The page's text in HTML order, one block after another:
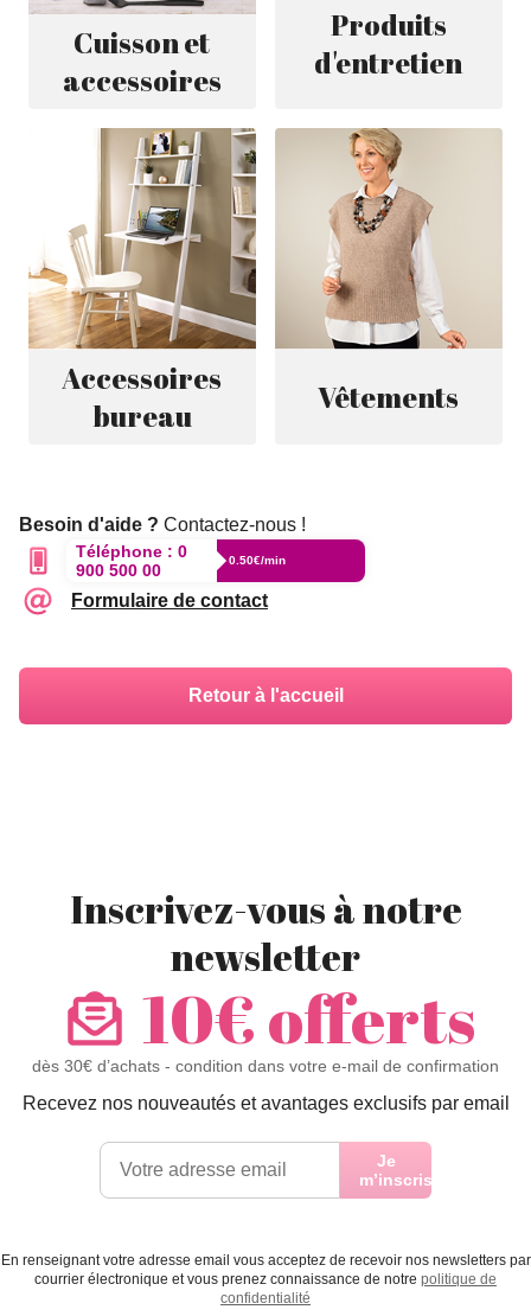
Cuisson et
accessoires
Produits
d'entretien
Accessoires
bureau
Vêtements
Besoin d'aide ? Contactez-nous !
Téléphone : 0
900 500 00
0.50€/min
Formulaire de contact
Retour à l'accueil
Inscrivez-vous à notre
newsletter
10€ offerts
dès 30€ d’achats - condition dans votre e-mail de confirmation
Recevez nos nouveautés et avantages exclusifs par email
Je
m’inscris
En renseignant votre adresse email vous acceptez de recevoir nos newsletters par
courrier électronique et vous prenez connaissance de notre politique de
confidentialité